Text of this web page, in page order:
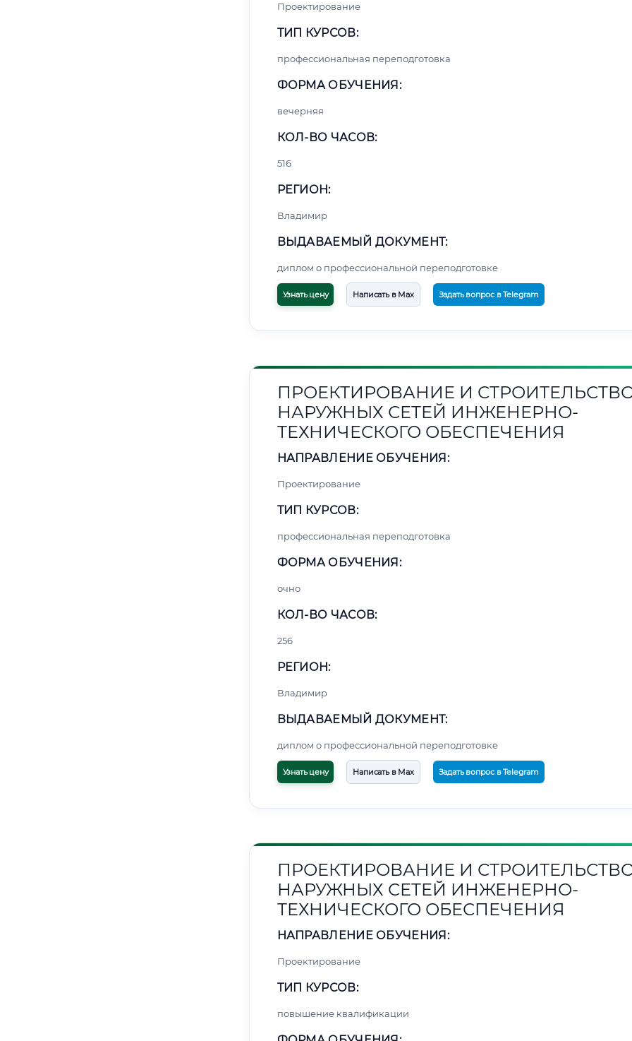
Проектирование
ТИП КУРСОВ:
профессиональная переподготовка
ФОРМА ОБУЧЕНИЯ:
вечерняя
КОЛ-ВО ЧАСОВ:
516
РЕГИОН:
Владимир
ВЫДАВАЕМЫЙ ДОКУМЕНТ:
диплом о профессиональной переподготовке
Узнать цену Написать в Max Задать вопрос в Telegram
ПРОЕКТИРОВАНИЕ И
НАРУЖНЫХ СЕТЕЙ ИНЖЕНЕРНО-
ТЕХНИЧЕСКОГО ОБЕСПЕЧЕНИЯ
НАПРАВЛЕНИЕ ОБУЧЕНИЯ:
Проектирование
ТИП КУРСОВ:
профессиональная переподготовка
ФОРМА ОБУЧЕНИЯ:
очно
КОЛ-ВО ЧАСОВ:
256
РЕГИОН:
Владимир
ВЫДАВАЕМЫЙ ДОКУМЕНТ:
диплом о профессиональной переподготовке
Узнать цену Написать в Max Задать вопрос в Telegram
ПРОЕКТИРОВАНИЕ И
НАРУЖНЫХ СЕТЕЙ ИНЖЕНЕРНО-
ТЕХНИЧЕСКОГО ОБЕСПЕЧЕНИЯ
НАПРАВЛЕНИЕ ОБУЧЕНИЯ:
Проектирование
ТИП КУРСОВ:
повышение квалификации